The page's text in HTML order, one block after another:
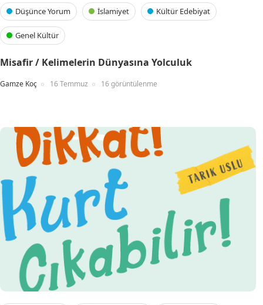
Düşünce Yorum İslamiyet Kültür Edebiyat
Genel Kültür
Misafir / Kelimelerin Dünyasına Yolculuk
Gamze Koç 16 Temmuz 16 görüntülenme